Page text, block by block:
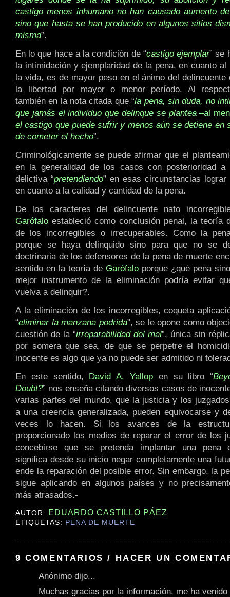
castigo menos inhumano no han causado aumento
sino que hasta se han producido en algunos sitios
misma”.
En lo que hace a la condición de “castigo ejemplar” se
la intimidación y ejemplaridad de la pena, en cuanto al
la vida, es de mayor peso en el ánimo del delincuente
la libertad por mayor o menor período. Al
también en la nota citada que “la pena, sin duda, no
que jamás el individuo que delinque se plantea –al
el castigo que puede sufrir y menos aún se detiene en
de cometer el hecho”.
Criminológicamente se puede afirmar que el
en la generalidad de los casos con posterioridad a
delictiva “pretendiendo” en esas circunstancias
en cuanto a la calidad y cantidad de la pena.
De los caracteres del delincuente nato
Garófalo estableció como conclusión penal, la teoría
de los incorregibles o irrecuperables. Como la
porque se haya delinquido sino para que no se
doctrinaria de los defensores de la pena de muerte
sentido en la teoría de Garófalo porque ¿qué pena
mejor instrumento de la eliminación podría evitar
vuelva a delinquir?.
A la eliminación de los incorregibles, coqueta
“eliminar la manzana podrida”, se le opone como
cuestión de la “irreparabilidad del mal”, única sin
por somera que sea, de que se perpetre el
inocente es algo que ya no puede ser admitido ni
En este sentido, David A. Yallop en su libro “
Doubt?” nos enseña citando diversos casos de
varias partes del mundo, que la justicia y los
a una creencia generalizada, pueden equivocarse y
veces lo hacen. Si los avances de la
proporcionado los medios de reparar el error de los
concebirse que se pretenda implantar una pena
significa desde su inicio negar completamente una
ende la reparación del posible error. Sin embargo, la
sigue aplicando en algunos países y no
más atrasados.-
AUTOR: EDUARDO CASTILLO PÁEZ
ETIQUETAS: PENA DE MUERTE
9 COMENTARIOS / HACER UN
Anónimo dijo...
Muchas gracias por la información, me ha